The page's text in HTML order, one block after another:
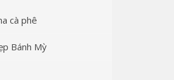
cà phê
Bánh Mỳ